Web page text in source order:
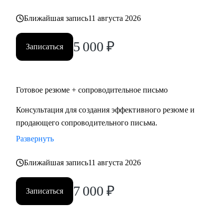
Кому могу помочь:
• Инженерно-техническим работникам
• Линейным специалистам АУП
• Специалистам в сфере транспорта, логистики и
• Работникам сферы науки и образования
• Специалистам по управлению персоналом
Ближайшая запись11 августа 2026
Записаться 5 000 ₽
Готовое резюме + сопроводительное письмо
Консультация для создания эффективного резюме и
продающего сопроводительного письма.
Развернуть
Ближайшая запись11 августа 2026
Записаться 7 000 ₽